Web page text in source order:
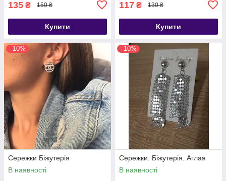
135 ₴ 150 ₴
Купити
117 ₴ 130 ₴
Купити
–10%
Сережки Біжутерія
В наявності
–10%
Сережки. Біжутерія. Аглая
В наявності